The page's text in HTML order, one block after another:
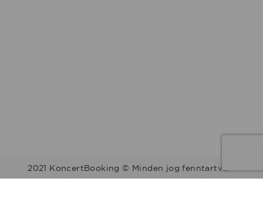
2021 KoncertBooking © Minden jog fenntartva.
Kapcsolat | Telefonszám: +36 30 157 9812 | E-mail: